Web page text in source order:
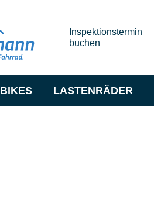
Inspektionstermin
buchen
BIKES LASTENRÄDER